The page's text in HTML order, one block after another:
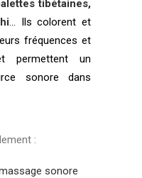
tibétaines,
… Ils colorent et
fréquences et
permettent un
sonore dans
:
sonore